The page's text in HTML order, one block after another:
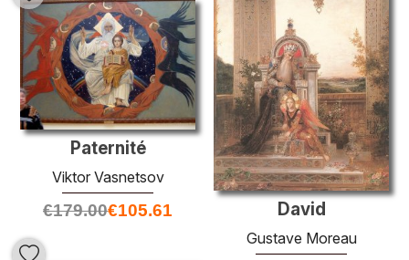
David
Gustave Moreau
Paternité
Viktor Vasnetsov
€179.00€105.61